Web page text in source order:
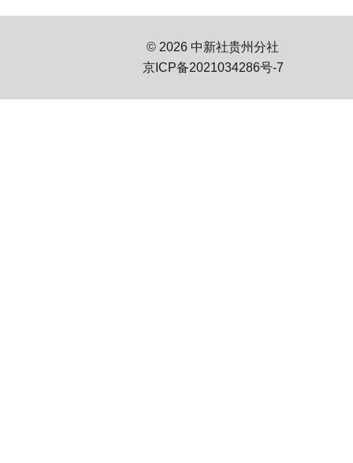
© 2026 中新社贵州分社
京ICP备2021034286号-7